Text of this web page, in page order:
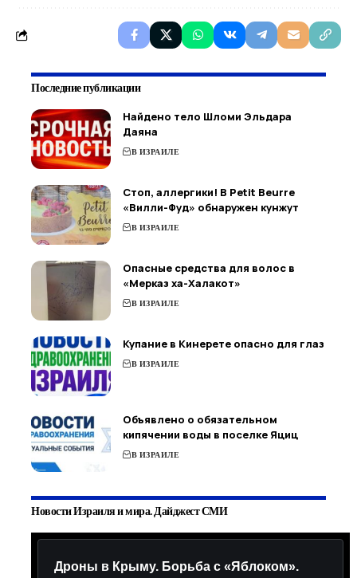
Последние публикации
Найдено тело Шломи Эльдара
Даяна
В ИЗРАИЛЕ
Стоп, аллергики! В Petit Beurre
«Вилли-Фуд» обнаружен кунжут
В ИЗРАИЛЕ
Опасные средства для волос в
«Мерказ ха-Халакот»
В ИЗРАИЛЕ
Купание в Кинерете опасно для глаз
В ИЗРАИЛЕ
Объявлено о обязательном
кипячении воды в поселке Яциц
В ИЗРАИЛЕ
Новости Израиля и мира. Дайджест СМИ